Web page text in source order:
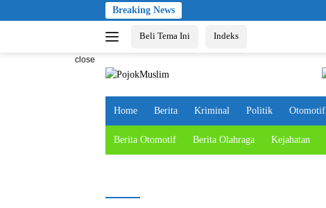
to
Breaking News
Beli Tema Ini Indeks
close
Home Berita Kriminal Politik Otomotif
Berita Otomotif Berita Olahraga Kejahatan